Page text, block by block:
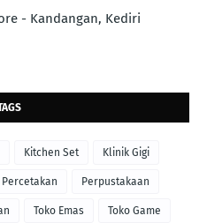
- Kandangan, Kediri
Kitchen Set Klinik Gigi
Percetakan Perpustakaan
Toko Emas Toko Game